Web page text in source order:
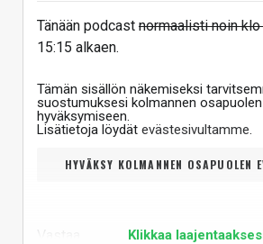
Tänään podcast normaalisti noin
15:15 alkaen.
Tämän sisällön näkemiseksi
suostumuksesi kolmannen
hyväksymiseen.
Lisätietoja löydät evästesivultamme.
HYVÄKSY KOLMANNEN OSAPUOLEN
Klikkaa